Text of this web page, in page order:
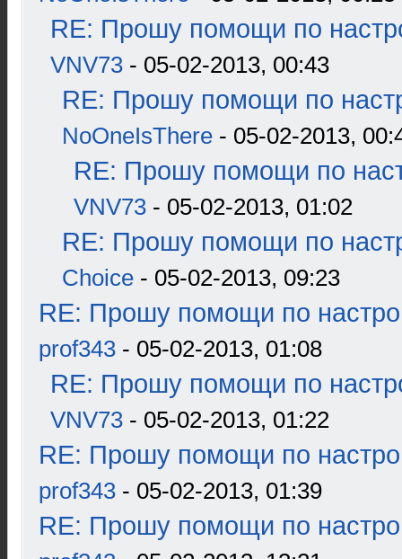
RE: Прошу помощи по
VNV73 - 05-02-2013, 00:43
RE: Прошу помощи по
NoOneIsThere - 05-02-2013,
RE: Прошу помощи по
VNV73 - 05-02-2013, 01:02
RE: Прошу помощи по
Choice - 05-02-2013, 09:23
RE: Прошу помощи по
prof343 - 05-02-2013, 01:08
RE: Прошу помощи по
VNV73 - 05-02-2013, 01:22
RE: Прошу помощи по
prof343 - 05-02-2013, 01:39
RE: Прошу помощи по